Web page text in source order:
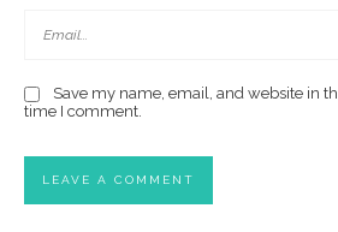
Save my name, email, and website in
time I comment.